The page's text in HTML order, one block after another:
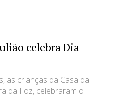
celebra Dia
as crianças da Casa da
da Foz, celebraram o